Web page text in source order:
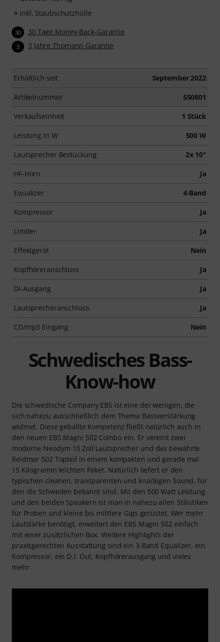
inkl. Staubschutzhülle
30 30 Tage Money-Back-Garantie
3 3 Jahre Thomann Garantie
Erhältlich seit September 2022
Artikelnummer 550801
Verkaufseinheit 1 Stück
Leistung in W 500 W
Lautsprecher Bestückung 2x 10"
HF-Horn Ja
Equalizer 4-Band
Kompressor Ja
Limiter Ja
Effektgerät Nein
Kopfhöreranschluss Ja
DI-Ausgang Ja
Lautsprecheranschluss Ja
CD/mp3 Eingang Nein
Schwedisches Bass-
Know-how
Die schwedische Company EBS ist eine der wenigen, die
sich nahezu ausschließlich dem Thema Bassverstärkung
widmet. Diese geballte Kompetenz fließt natürlich auch in
den neuen EBS Magni 502 Combo ein. Er vereint zwei
moderne Neodym 10 Zoll Lautsprecher und das bewährte
Reidmar 502 Topteil in einem kompakten und gerade mal
15 Kilogramm leichten Paket. Natürlich liefert er den
typischen cleanen, transparenten und knackigen Sound, für
den die Schweden bekannt sind. Mit den 500 Watt Leistung
und den beiden Speakern ist man in nahezu allen Stilistiken
für Proben und kleine bis mittlere Gigs gerüstet. Wer mehr
Lautstärke benötigt, erweitert den EBS Magni 502 einfach
mit einer zusätzlichen Box. Weitere Highlights der
praxisgerechten Ausstattung sind ein 3-Band Equalizer, ein
Kompressor, ein D.I. Out, Kopfhörerausgang und vieles
mehr.